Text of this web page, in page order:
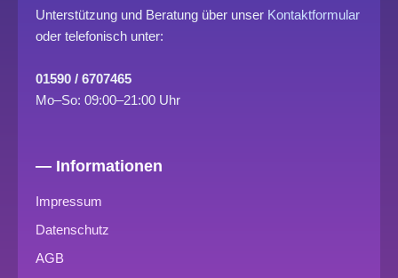
Unterstützung und Beratung über unser Kontaktformular
oder telefonisch unter:
01590 / 6707465
Mo–So: 09:00–21:00 Uhr
— Informationen
Impressum
Datenschutz
AGB